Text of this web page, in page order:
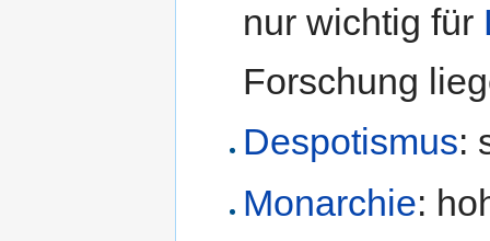
nur wichtig für
Forschung
Despotismus:
Monarchie: